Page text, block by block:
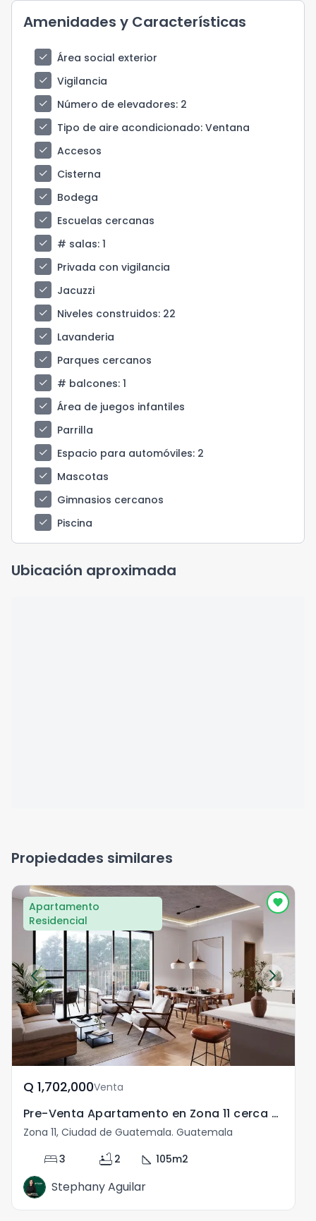
Amenidades y Características
check
Área social exterior
check
Vigilancia
check
Número de elevadores: 2
check
Tipo de aire acondicionado: Ventana
check
Accesos
check
Cisterna
check
Bodega
check
Escuelas cercanas
check
# salas: 1
check
Privada con vigilancia
check
Jacuzzi
check
Niveles construidos: 22
check
Lavanderia
check
Parques cercanos
check
# balcones: 1
check
Área de juegos infantiles
check
Parrilla
check
Espacio para automóviles: 2
check
Mascotas
check
Gimnasios cercanos
check
Piscina
Ubicación aproximada
Propiedades similares
Apartamento
Residencial
Q	1,702,000Venta
Pre-Venta Apartamento en Zona 11 cerca del Periférico
Zona 11, Ciudad de Guatemala. Guatemala
bed3 bathtub 2 square_foot 105m2
Stephany Aguilar